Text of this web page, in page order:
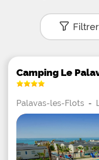
Filtrer
Camping Le
Palavas-les-Flots -